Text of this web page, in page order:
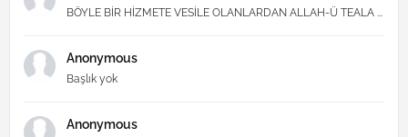
BÖYLE BİR HİZMETE VESİLE OLANLARDAN ALLAH-Ü TEALA ...
Anonymous
Başlık yok
Anonymous